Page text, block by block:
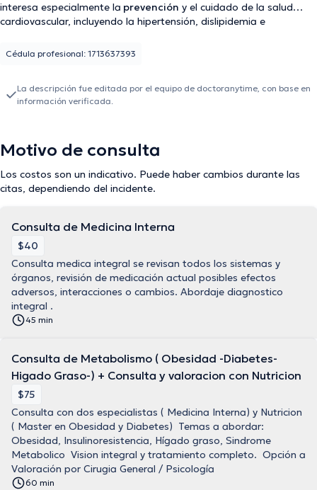
interesa especialmente la prevención y el cuidado de la salud
cardiovascular, incluyendo la hipertensión, dislipidemia e
endocrinología, con experiencia en el control de la
enfermedad renal crónica,el cuidado del adulto mayor,
electrolitos, en el manejo del dolor y cuidados paliativos. Mi
herramientas necesarias para abordar y resolver casos médicos
Cédula profesional: 1713637393
La descripción fue editada por el equipo de doctoranytime, con base en
información verificada.
Motivo de consulta
Los costos son un indicativo. Puede haber cambios durante las
citas, dependiendo del incidente.
Consulta de Medicina Interna
$40
Consulta medica integral se revisan todos los sistemas y
órganos, revisión de medicación actual posibles efectos
adversos, interacciones o cambios. Abordaje diagnostico
integral .
45 min
Consulta de Metabolismo ( Obesidad -Diabetes-
Higado Graso-) + Consulta y valoracion con Nutricion
$75
Consulta con dos especialistas ( Medicina Interna) y Nutricion
( Master en Obesidad y Diabetes) Temas a abordar:
Obesidad, Insulinoresistencia, Hígado graso, Sindrome
Metabolico Vision integral y tratamiento completo. Opción a
Valoración por Cirugia General / Psicología
60 min